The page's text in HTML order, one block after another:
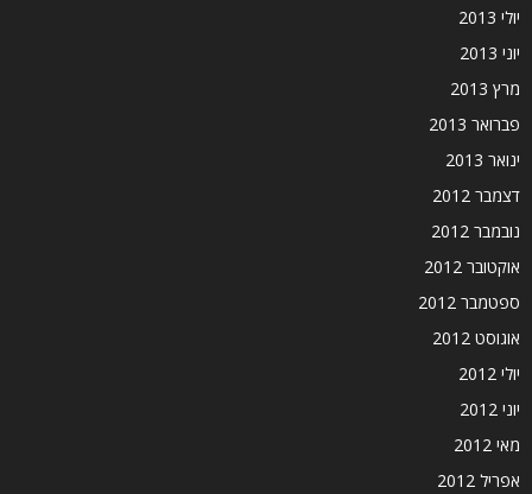
יולי 2013
יוני 2013
מרץ 2013
פברואר 2013
ינואר 2013
דצמבר 2012
נובמבר 2012
אוקטובר 2012
ספטמבר 2012
אוגוסט 2012
יולי 2012
יוני 2012
מאי 2012
אפריל 2012